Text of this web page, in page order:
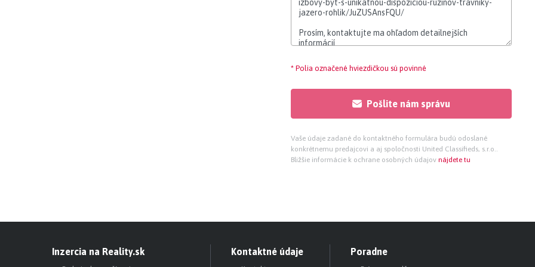
* Polia označené hviezdičkou sú povinné
Pošlite nám správu
Vaše údaje zadané do kontaktného formulára budú odoslané
konkrétnemu predajcovi a aj spoločnosti United Classifieds, s.r.o..
Bližšie informácie k ochrane osobných údajov nájdete tu
Inzercia na Reality.sk Kontaktné údaje Poradne